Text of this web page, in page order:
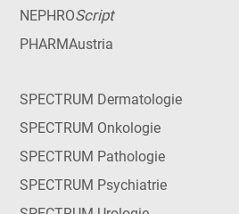
NEPHROScript
PHARMAustria
SPECTRUM Dermatologie
SPECTRUM Onkologie
SPECTRUM Pathologie
SPECTRUM Psychiatrie